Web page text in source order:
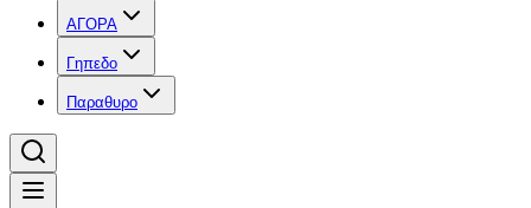
ΑΓΟΡΑ
Γηπεδο
Παραθυρο